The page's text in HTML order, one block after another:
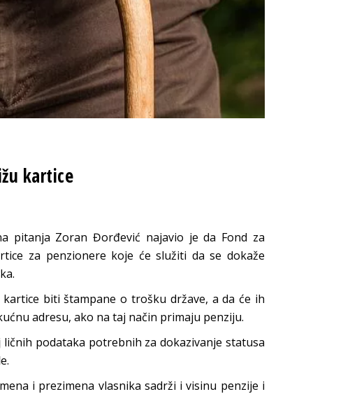
kartice
pitanja Zoran Đorđević najavio je da Fond za
za penzionere koje će služiti da se dokaže
biti štampane o trošku države, a da će ih
adresu, ako na taj način primaju penziju.
podataka potrebnih za dokazivanje statusa
i prezimena vlasnika sadrži i visinu penzije i